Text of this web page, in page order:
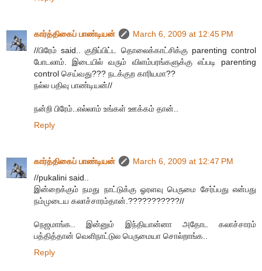
கார்த்திகைப் பாண்டியன்
March 6, 2009 at 12:45 PM
//பிரேம் said.. குறிப்பிட்ட தொலைக்காட்சிக்கு parenting control
போடலாம். இடையில் வரும் விளம்பரங்களுக்கு எப்படி parenting
control செய்வது??? நடக்குற காரியமா??
நல்ல பதிவு பாண்டியன்//
நன்றி பிரேம்..எல்லாம் உங்கள் ஊக்கம் தான்..
Reply
கார்த்திகைப் பாண்டியன்
March 6, 2009 at 12:47 PM
//pukalini said..
இன்றைக்கும் நமது நாட்டுக்கு ஓரளவு பெருமை சேர்ப்பது என்பது
நம்முடைய கலாச்சாரம்தான்.???????????//
நெஜமாங்க.. இன்னும் இந்தியான்னா அதோட கலாச்சாரம்
பத்தித்தான் வெளிநாட்டுல பெருமையா சொல்றாங்க..
Reply